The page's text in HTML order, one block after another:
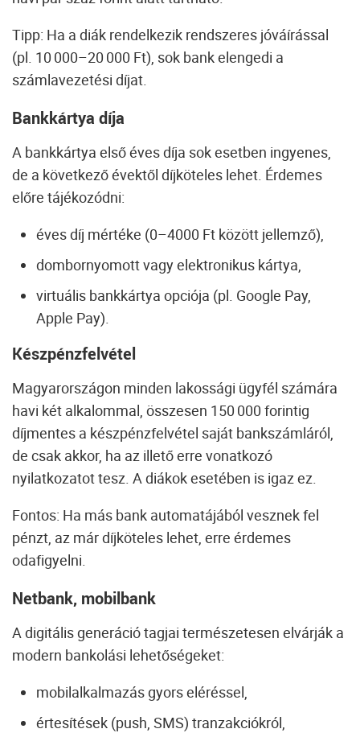
Tipp: Ha a diák rendelkezik rendszeres jóváírással
(pl. 10 000–20 000 Ft), sok bank elengedi a
számlavezetési díjat.
Bankkártya díja
A bankkártya első éves díja sok esetben ingyenes,
de a következő évektől díjköteles lehet. Érdemes
előre tájékozódni:
éves díj mértéke (0–4000 Ft között jellemző),
dombornyomott vagy elektronikus kártya,
virtuális bankkártya opciója (pl. Google Pay,
Apple Pay).
Készpénzfelvétel
Magyarországon minden lakossági ügyfél számára
havi két alkalommal, összesen 150 000 forintig
díjmentes a készpénzfelvétel saját bankszámláról,
de csak akkor, ha az illető erre vonatkozó
nyilatkozatot tesz. A diákok esetében is igaz ez.
Fontos: Ha más bank automatájából vesznek fel
pénzt, az már díjköteles lehet, erre érdemes
odafigyelni.
Netbank, mobilbank
A digitális generáció tagjai természetesen elvárják a
modern bankolási lehetőségeket:
mobilalkalmazás gyors eléréssel,
értesítések (push, SMS) tranzakciókról,